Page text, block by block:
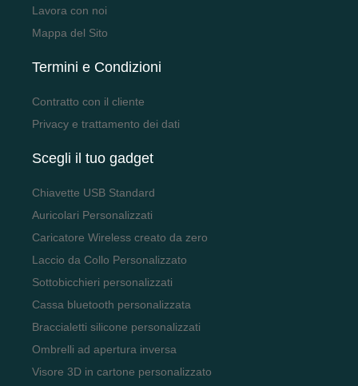
Lavora con noi
Mappa del Sito
Termini e Condizioni
Contratto con il cliente
Privacy e trattamento dei dati
Scegli il tuo gadget
Chiavette USB Standard
Auricolari Personalizzati
Caricatore Wireless creato da zero
Laccio da Collo Personalizzato
Sottobicchieri personalizzati
Cassa bluetooth personalizzata
Braccialetti silicone personalizzati
Ombrelli ad apertura inversa
Visore 3D in cartone personalizzato